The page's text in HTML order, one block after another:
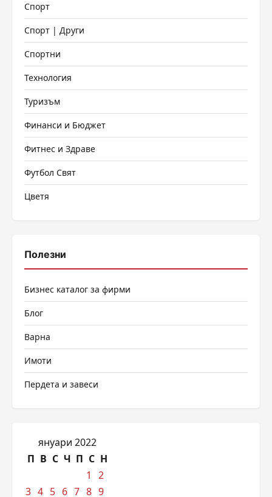
Спорт
Спорт | Други
Спортни
Технология
Туризъм
Финанси и Бюджет
Фитнес и Здраве
Футбол Свят
Цветя
Полезни
Бизнес каталог за фирми
Блог
Варна
Имоти
Пердета и завеси
януари 2022
П В С Ч П С Н
1
2
3 4 5 6 7 8 9